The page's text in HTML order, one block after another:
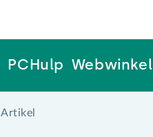
PCHulp Webwinkel
Artikel